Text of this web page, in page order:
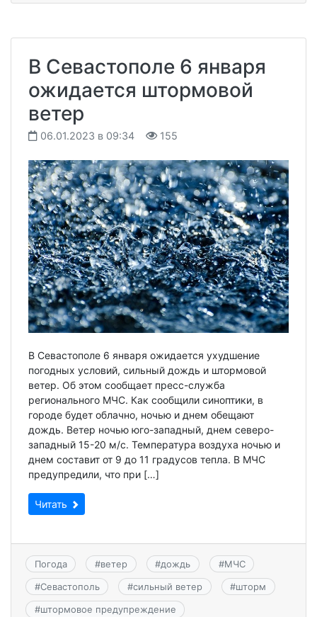
В Севастополе 6 января
ожидается штормовой
ветер
06.01.2023 в 09:34 155
В Севастополе 6 января ожидается ухудшение
погодных условий, сильный дождь и штормовой
ветер. Об этом сообщает пресс-служба
регионального МЧС. Как сообщили синоптики, в
городе будет облачно, ночью и днем обещают
дождь. Ветер ночью юго-западный, днем северо-
западный 15-20 м/с. Температура воздуха ночью и
днем составит от 9 до 11 градусов тепла. В МЧС
предупредили, что при […]
Читать
Погода #ветер #дождь #МЧС
#Севастополь #сильный ветер #шторм
#штормовое предупреждение